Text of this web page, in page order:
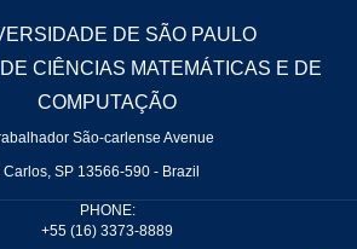
DE SÃO PAULO
DE CIÊNCIAS MATEMÁTICAS E DE
COMPUTAÇÃO
São-carlense Avenue
Carlos, SP 13566-590 - Brazil
PHONE:
+55 (16) 3373-8889